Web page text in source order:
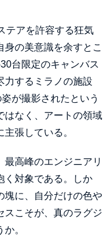
テアを許容する狂気
の美意識を余すとこ
台限定のキャンバス
力するミラノの施設
が撮影されたという
はなく、アートの領域
張している。
高峰のエンジニアリ
く対象である。しか
塊に、自分だけの色や
スこそが、真のラグジ
。